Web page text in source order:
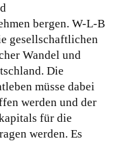
bergen. W-L-B
gesellschaftlichen
Wandel und
Die
müsse dabei
werden und der
für die
werden. Es